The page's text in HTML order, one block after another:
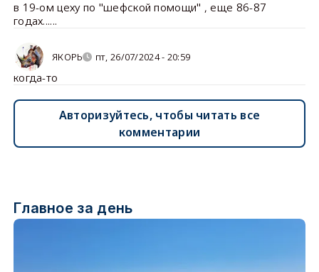
в 19-ом цеху по "шефской помощи" , еще 86-87
годах......
ЯКОРЬ пт, 26/07/2024 - 20:59
когда-то
Авторизуйтесь, чтобы читать все
комментарии
Главное за день